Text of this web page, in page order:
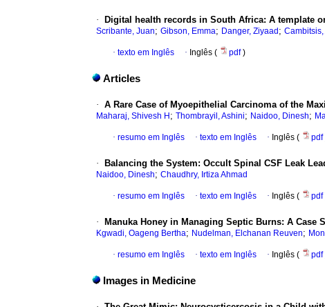
· Digital health records in South Africa: A template
Scribante, Juan; Gibson, Emma; Danger, Ziyaad ;
· texto em Inglês · Inglês ( pdf)
Articles
· A Rare Case of Myoepithelial Carcinoma of the
Maharaj, Shivesh H ; Thombrayil, Ashini; Naidoo, Dinesh;
· resumo em Inglês · texto em Inglês · Inglês ( pdf
· Balancing the System: Occult Spinal CSF Leak
Naidoo, Dinesh; Chaudhry, Irtiza Ahmad
· resumo em Inglês · texto em Inglês · Inglês ( pdf
· Manuka Honey in Managing Septic Burns: A Case
Kgwadi, Oageng Bertha; Nudelman, Elchanan Reuven;
· resumo em Inglês · texto em Inglês · Inglês ( pdf
Images in Medicine